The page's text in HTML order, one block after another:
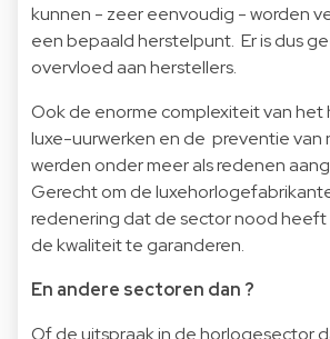
kunnen - zeer eenvoudig - worden
een bepaald herstelpunt. Er is dus
overvloed aan herstellers.
Ook de enorme complexiteit van het
luxe-uurwerken en de preventie van
werden onder meer als redenen
Gerecht om de
redenering dat de sector nood heeft
de kwaliteit te garanderen.
En andere sectoren dan ?
Of de uitspraak in de horlogesector